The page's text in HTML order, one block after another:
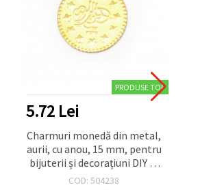
PRODUSE TOP
5.72 Lei
Charmuri monedă din metal,
aurii, cu anou, 15 mm, pentru
bijuterii și decorațiuni DIY —
set 50 bucăți
COD: 504238